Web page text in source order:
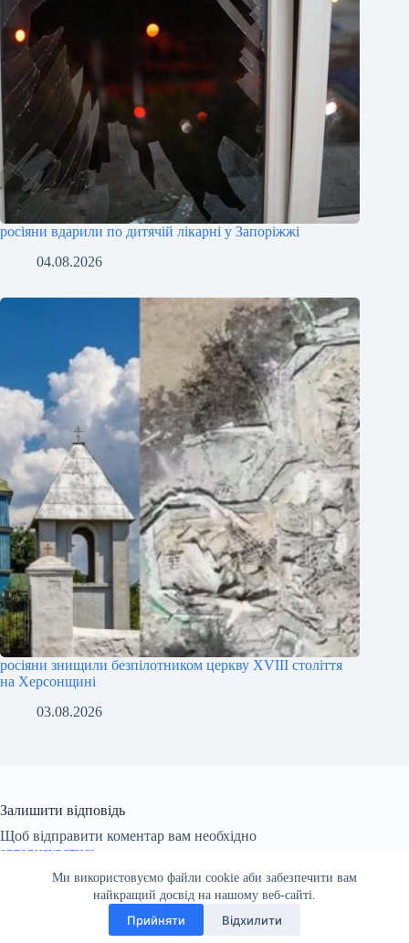
Ми використовуємо файли cookie аби забезпечити вам
найкращий досвід на нашому веб-сайті.
Прийняти Відхилити
росіяни вдарили по дитячій лікарні у Запоріжжі
04.08.2026
росіяни знищили безпілотником церкву XVIII століття
на Херсонщині
03.08.2026
Залишити відповідь
Щоб відправити коментар вам необхідно
авторизуватись